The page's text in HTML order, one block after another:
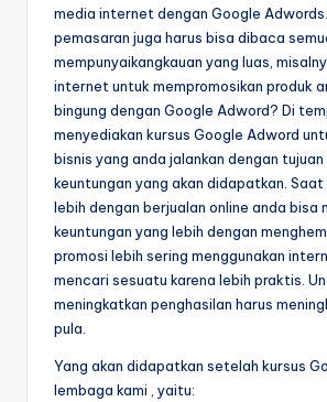
media internet dengan Google
pemasaran juga harus bisa dibaca
mempunyaikangkauan yang luas,
internet untuk mempromosikan produk
bingung dengan Google Adword? Di
menyediakan kursus Google Adword
bisnis yang anda jalankan dengan
keuntungan yang akan didapatkan.
lebih dengan berjualan online anda bisa
keuntungan yang lebih dengan
promosi lebih sering menggunakan
mencari sesuatu karena lebih praktis.
meningkatkan penghasilan harus
pula.
Yang akan didapatkan setelah kursus
lembaga kami , yaitu: